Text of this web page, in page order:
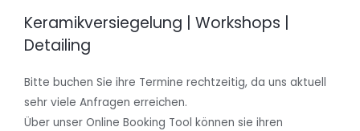
Keramikversiegelung | Workshops |
Detailing
Bitte buchen Sie ihre Termine rechtzeitig, da uns aktuell
sehr viele Anfragen erreichen.
Über unser Online Booking Tool können sie ihren